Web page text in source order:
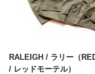
RALEIGH / ラリー（
/ レッドモーテル）